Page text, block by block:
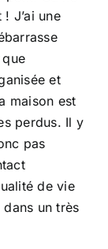
J’ai une
et
maison est
perdus. Il y
pas
de vie
un très